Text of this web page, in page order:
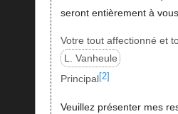
seront entièrement à vous.
Votre tout affectionné et
L. Vanheule
Principal[2]
Veuillez présenter mes